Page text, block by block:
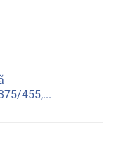
455,...